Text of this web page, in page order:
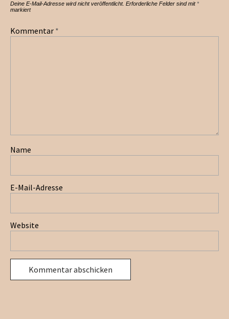
Deine E-Mail-Adresse wird nicht veröffentlicht. Erforderliche Felder sind mit*
markiert
Kommentar *
Name
E-Mail-Adresse
Website